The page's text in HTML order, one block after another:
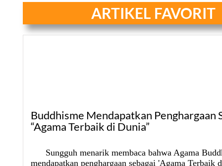
A RTIKEL FAVORIT
Buddhisme Mendapatkan Penghargaan
“Agama Terbaik di Dunia”
Sungguh menarik membaca bahwa Agama
mendapatkan penghargaan sebagai 'Agama Terbaik